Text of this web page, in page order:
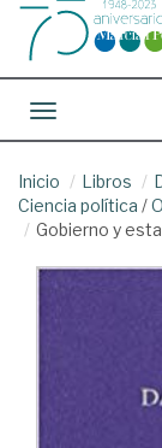
Toggle
Inicio Libros
Ciencia política /
Gobierno y